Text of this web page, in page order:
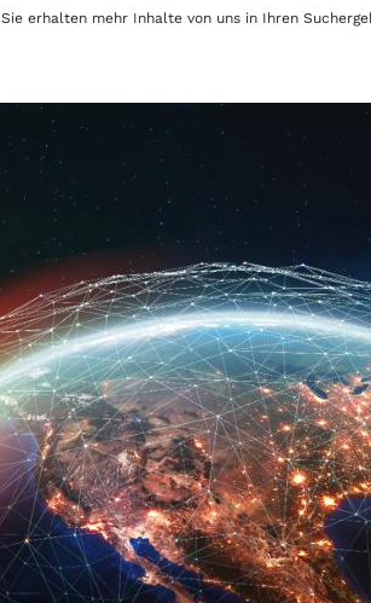
Sie erhalten mehr Inhalte von uns in Ihren